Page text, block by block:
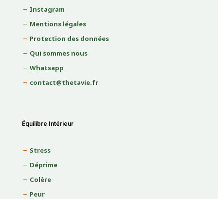
Instagram
Mentions légales
Protection des données
Qui sommes nous
Whatsapp
contact@thetavie.fr
Équilibre Intérieur
Stress
Déprime
Colère
Peur